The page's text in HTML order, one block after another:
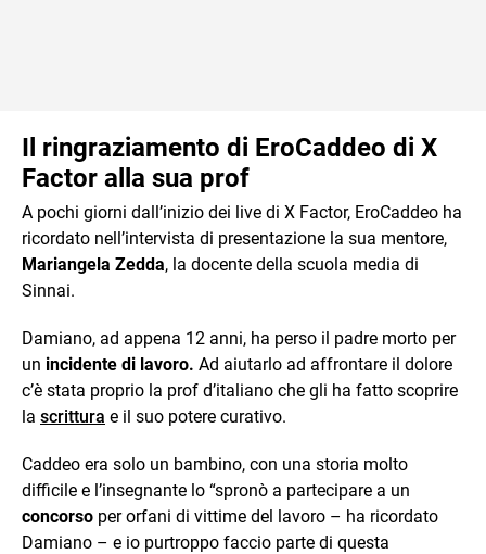
Il ringraziamento di EroCaddeo di X
Factor alla sua prof
A pochi giorni dall’inizio dei live di X Factor, EroCaddeo ha
ricordato nell’intervista di presentazione la sua mentore,
Mariangela Zedda, la docente della scuola media di
Sinnai.
Damiano, ad appena 12 anni, ha perso il padre morto per
un incidente di lavoro. Ad aiutarlo ad affrontare il dolore
c’è stata proprio la prof d’italiano che gli ha fatto scoprire
la scrittura e il suo potere curativo.
Caddeo era solo un bambino, con una storia molto
difficile e l’insegnante lo “spronò a partecipare a un
concorso per orfani di vittime del lavoro – ha ricordato
Damiano – e io purtroppo faccio parte di questa